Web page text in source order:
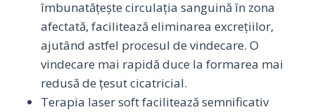
îmbunatățește circulația sanguină în zona
afectată, facilitează eliminarea excrețiilor,
ajutând astfel procesul de vindecare. O
vindecare mai rapidă duce la formarea mai
redusă de țesut cicatricial.
Terapia laser soft facilitează semnificativ